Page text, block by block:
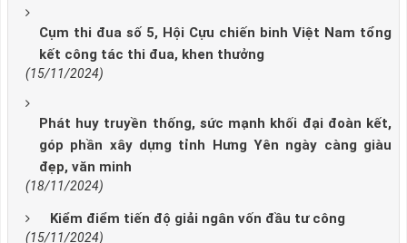
Cụm thi đua số 5, Hội Cựu chiến binh Việt Nam tổng
kết công tác thi đua, khen thưởng
(15/11/2024)
Phát huy truyền thống, sức mạnh khối đại đoàn kết,
góp phần xây dựng tỉnh Hưng Yên ngày càng giàu
đẹp, văn minh
(18/11/2024)
Kiểm điểm tiến độ giải ngân vốn đầu tư công
(15/11/2024)